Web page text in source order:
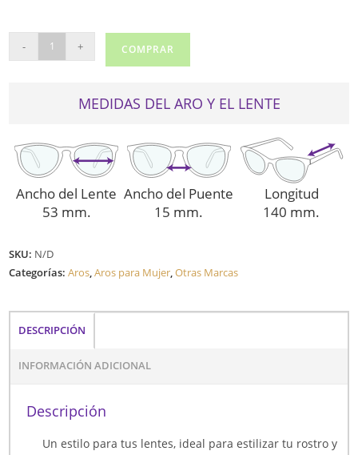
5067
- + COMPRAR
MEDIDAS DEL ARO Y EL LENTE
Ancho del Lente
53 mm.
Ancho del Puente
15 mm.
Longitud
140 mm.
SKU: N/D
Categorías:Aros,Aros para Mujer,Otras Marcas
DESCRIPCIÓN
INFORMACIÓN ADICIONAL
Descripción
Un estilo para tus lentes, ideal para estilizar tu rostro y